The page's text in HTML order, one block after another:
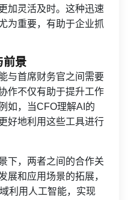
加灵活及时。这种迅速
为重要，有助于企业抓
前景
与首席财务官之间需要
作不仅有助于提升工作
如，当CFO理解AI的
好地利用这些工具进行
下，两者之间的合作关
展和应用场景的拓展，
利用人工智能，实现